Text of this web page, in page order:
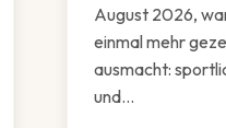
August 2026,
einmal mehr
ausmacht:
und…